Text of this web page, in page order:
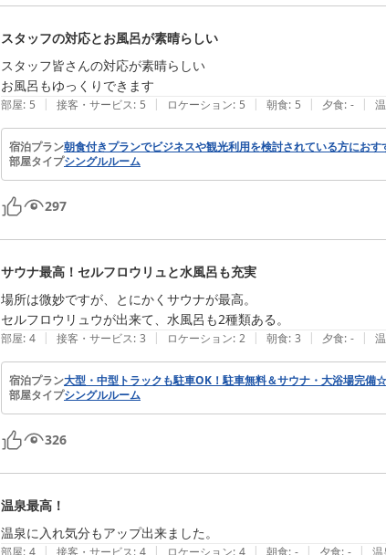
スタッフの対応とお風呂が素晴らしい
スタッフ皆さんの対応が素晴らしい
お風呂もゆっくりできます
部屋: 5 | 接客・サービス: 5 | ロケーション: 5 | 朝食: 5 | 夕食: - |
宿泊プラン朝食付きプランでビジネスや観光利用を検討されている方にお
部屋タイプシングルルーム
297
サウナ最高！セルフロウリュと水風呂も充実
場所は微妙ですが、とにかくサウナが最高。
セルフロウリュウが出来て、水風呂も2種類ある。
部屋: 4 | 接客・サービス: 3 | ロケーション: 2 | 朝食: 3 | 夕食: - |
宿泊プラン大型・中型トラックも駐車OK！駐車無料＆サウナ・大浴場完備
部屋タイプシングルルーム
326
温泉最高！
部屋: 4 | 接客・サービス: 4 | ロケーション: 4 | 朝食: - | 夕食: - | 温